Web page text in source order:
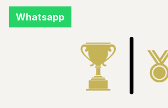
Whatsapp